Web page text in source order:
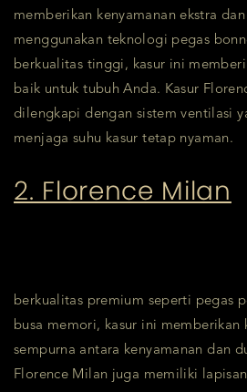
memberikan kenyamanan ekstra
menggunakan teknologi pegas
berkualitas tinggi, kasur ini
baik untuk tubuh Anda. Kasur
dilengkapi dengan sistem ventilasi
menjaga suhu kasur tetap nyaman.
2. Florence Milan
berkualitas premium seperti pegas
busa memori, kasur ini memberikan
sempurna antara kenyamanan dan
Florence Milan juga memiliki